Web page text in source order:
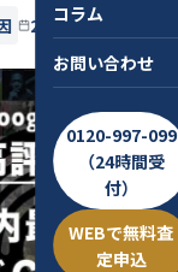
コラム
お問い合わせ
0120-997-099
（24時間受
付）
WEBで無料査
定申込
2024.09.30